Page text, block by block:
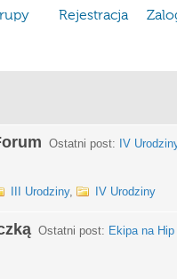
Rejestracja
Ostatni post: IV
III Urodziny, IV Urodziny
Ostatni post: Ekipa na